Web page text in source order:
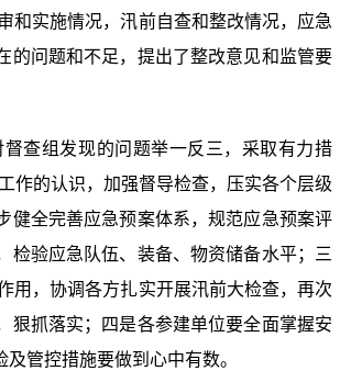
和实施情况，汛前自查和整改情况，应急
的问题和不足，提出了整改意见和监管要
查组发现的问题举一反三，采取有力措
作的认识，加强督导检查，压实各个层级
健全完善应急预案体系，规范应急预案评
检验应急队伍、装备、物资储备水平；三
用，协调各方扎实开展汛前大检查，再次
狠抓落实；四是各参建单位要全面掌握安
管控措施要做到心中有数。